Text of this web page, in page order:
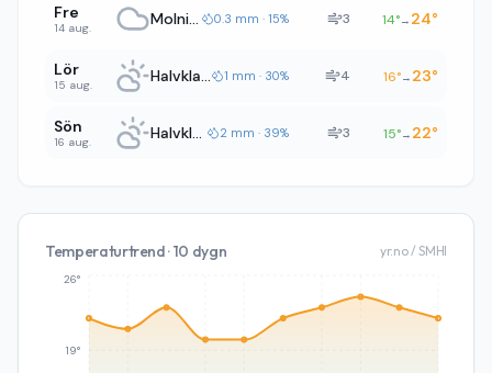
Fre
14 aug. Molnigt 0.3 mm · 15% 3 14°→ 24°
Lör
15 aug. Halvklart 1 mm · 30% 4 16°→ 23°
Sön
16 aug. Halvklart 2 mm · 39% 3 15°→ 22°
Temperaturtrend · 10 dygn yr.no / SMHI
19°
26°